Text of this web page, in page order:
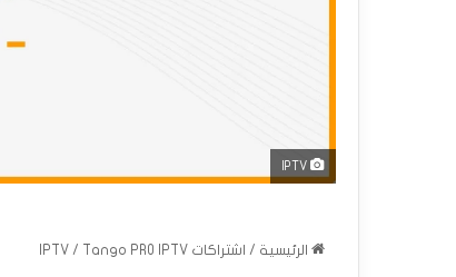
الرئيسية / اشتراكات IPTV / Tango PRO IPTV